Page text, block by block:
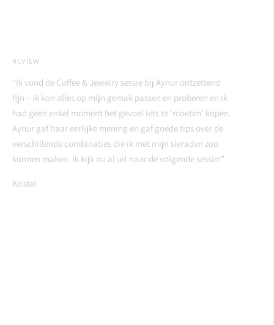
REVIEW
“Ik vond de Coffee & Jewelry sessie bij Aynur ontzettend
fijn – ik kon alles op mijn gemak passen en proberen en ik
had geen enkel moment het gevoel iets te ‘moeten’ kopen.
Aynur gaf haar eerlijke mening en gaf goede tips over de
verschillende combinaties die ik met mijn sieraden zou
kunnen maken. Ik kijk nu al uit naar de volgende sessie!”
Kristel